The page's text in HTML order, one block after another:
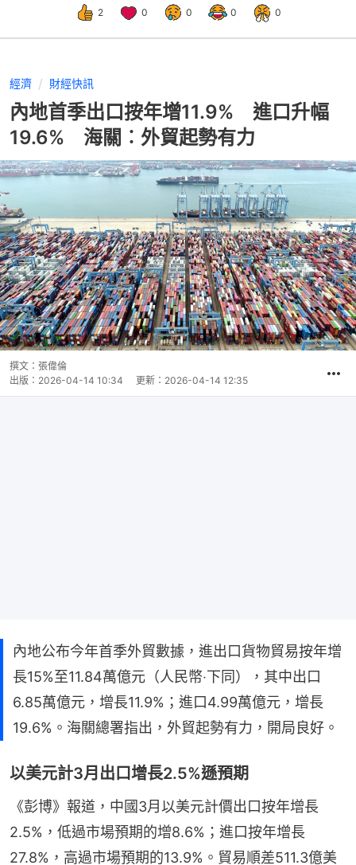
2 0 0 0 0
經濟 財經快訊
內地首季出口按年增11.9% 進口升幅
19.6% 海關︰外貿起勢有力
撰文： 張偉倫
出版： 2026-04-14 10:34 更新： 2026-04-14 12:35
內地公布今年首季外貿數據，進出口貨物貿易按年增
長15%至11.84萬億元（人民幣‧下同），其中出口
6.85萬億元，增長11.9%；進口4.99萬億元，增長
19.6%。海關總署指出，外貿起勢有力，開局良好。
以美元計3月出口增長2.5%遜預期
《彭博》報道，中國3月以美元計價出口按年增長
2.5%，低過市場預期的增8.6%；進口按年增長
27.8%，高過市場預期的13.9%。貿易順差511.3億美